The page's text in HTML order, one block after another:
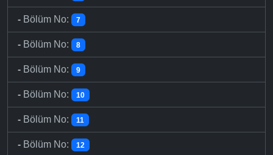
- Bölüm No: 7
- Bölüm No: 8
- Bölüm No: 9
- Bölüm No: 10
- Bölüm No: 11
- Bölüm No: 12